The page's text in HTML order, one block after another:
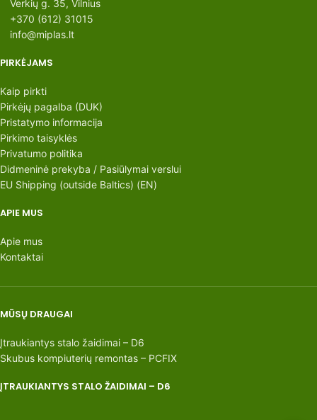
Verkių g. 35, Vilnius
+370 (612) 31015
info@miplas.lt
PIRKĖJAMS
Kaip pirkti
Pirkėjų pagalba (DUK)
Pristatymo informacija
Pirkimo taisyklės
Privatumo politika
Didmeninė prekyba / Pasiūlymai verslui
EU Shipping (outside Baltics) (EN)
APIE MUS
Apie mus
Kontaktai
MŪSŲ DRAUGAI
Įtraukiantys stalo žaidimai – D6
Skubus kompiuterių remontas – PCFIX
ĮTRAUKIANTYS STALO ŽAIDIMAI – D6